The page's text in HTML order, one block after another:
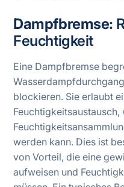
Dampfbremse:
Feuchtigkeit
Eine Dampfbremse
blockieren. Sie erlaubt
werden kann. Dies ist
von Vorteil, die eine
aufweisen und